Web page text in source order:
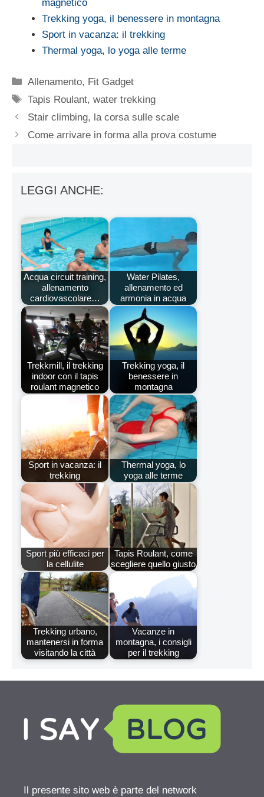
magnetico
Trekking yoga, il benessere in montagna
Sport in vacanza: il trekking
Thermal yoga, lo yoga alle terme
Categorie
Allenamento, Fit Gadget
Tag
Tapis Roulant,water trekking
Stair climbing, la corsa sulle scale
Come arrivare in forma alla prova costume
LEGGI ANCHE:
Acqua circuit training,
allenamento
cardiovascolare…
Water Pilates,
allenamento ed
armonia in acqua
Trekkmill, il trekking
indoor con il tapis
roulant magnetico
Trekking yoga, il
benessere in
montagna
Sport in vacanza: il
trekking
Thermal yoga, lo
yoga alle terme
Sport più efficaci per
la cellulite
Tapis Roulant, come
scegliere quello giusto
Trekking urbano,
mantenersi in forma
visitando la città
Vacanze in
montagna, i consigli
per il trekking
Il presente sito web è parte del network